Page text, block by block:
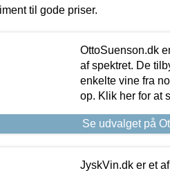
til gode priser.
OttoSuenson.dk
af spektret. De
enkelte vine fra
op. Klik her for at
Se udvalget på
JyskVin.dk er et